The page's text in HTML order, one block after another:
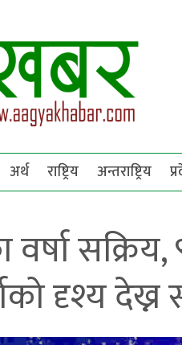
अर्थ राष्ट्रिय अन्तराष्ट्रिय
सक्रिय,
दृश्य